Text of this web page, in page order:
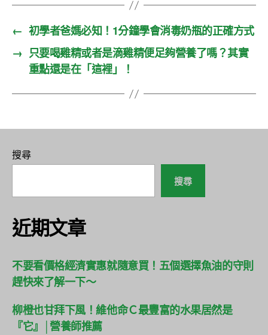
← 初學者爸媽必知！1分鐘學會消毒奶瓶的正確方式
→ 只要喝雞精或者是滴雞精便足夠營養了嗎？其實
重點還是在「這裡」！
搜尋
搜尋
近期文章
不要看價格經濟實惠就隨意買！五個選擇魚油的守則
趕快來了解一下～
柳橙也甘拜下風！維他命Ｃ最豐富的水果居然是
『它』│營養師推薦